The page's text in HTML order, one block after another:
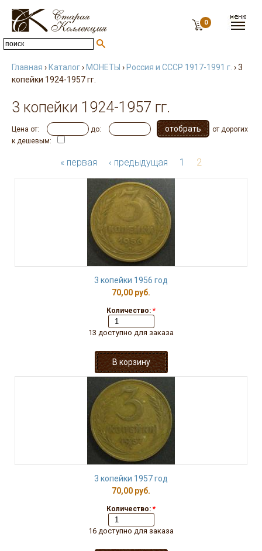
0
Главная › Каталог› МОНЕТЫ › Россия и СССР 1917-1991 г. › 3
копейки 1924-1957 гг.
3 копейки 1924-1957 гг.
Цена от: до:
от дорогих
к дешевым:
« первая ‹ предыдущая 1 2
3 копейки 1956 год
70,00 руб.
Количество: *
13 доступно для заказа
3 копейки 1957 год
70,00 руб.
Количество: *
16 доступно для заказа